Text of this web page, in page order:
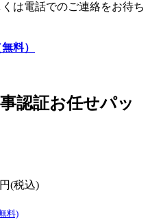
は電話でのご連絡をお待ち
料）
認証お任せパッ
円(税込)
料)